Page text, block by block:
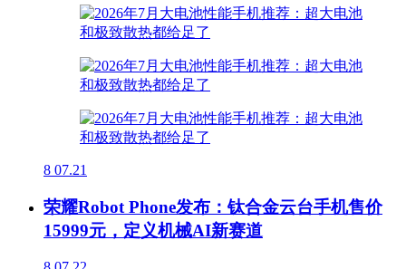
8 07.21
荣耀Robot Phone发布：钛合金云台手机售价
15999元，定义机械AI新赛道